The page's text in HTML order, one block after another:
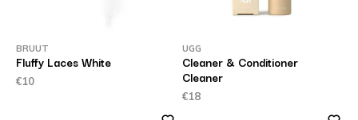
BRUUT
Fluffy Laces White
€10
UGG
Cleaner & Conditioner
Cleaner
€18